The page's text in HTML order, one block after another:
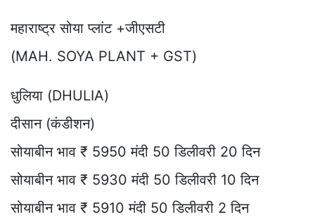
महाराष्ट्र सोया प्लांट +जीएसटी
(MAH. SOYA PLANT + GST)
धुलिया (DHULIA)
दीसान (कंडीशन)
सोयाबीन भाव ₹ 5950 मंदी 50 डिलीवरी 20 दिन
सोयाबीन भाव ₹ 5930 मंदी 50 डिलीवरी 10 दिन
सोयाबीन भाव ₹ 5910 मंदी 50 डिलीवरी 2 दिन